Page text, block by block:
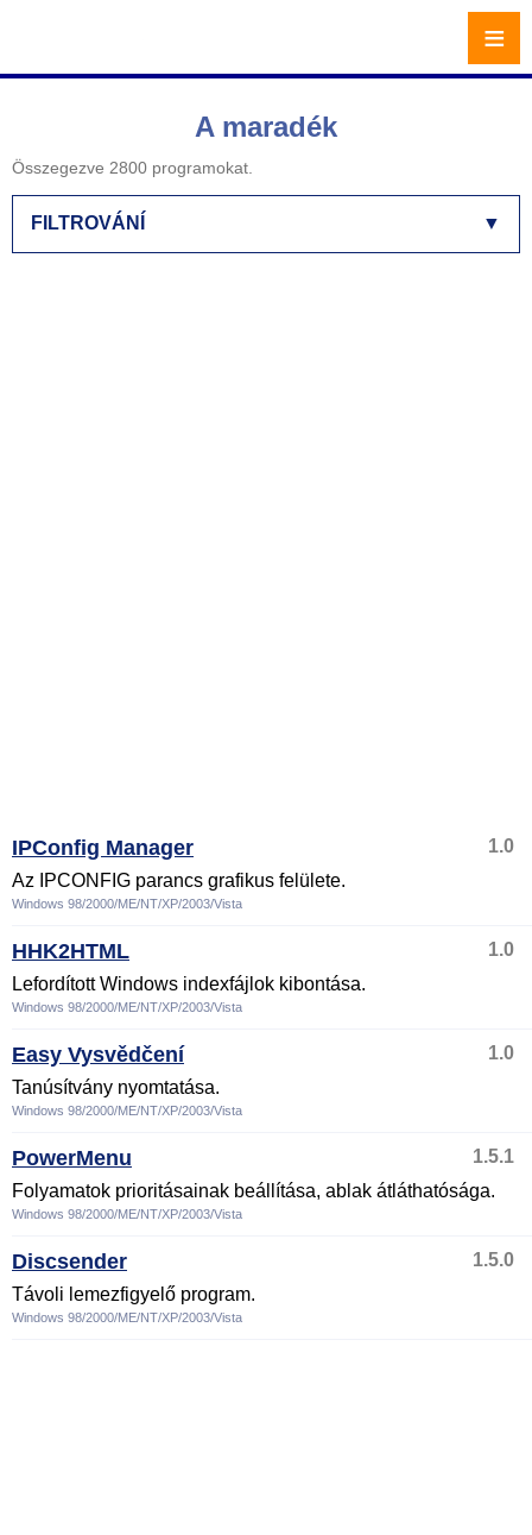
A maradék
Összegezve 2800 programokat.
▼
FILTROVÁNÍ
IPConfig Manager
1.0
Az IPCONFIG parancs grafikus felülete.
Windows 98/2000/ME/NT/XP/2003/Vista
HHK2HTML
1.0
Lefordított Windows indexfájlok kibontása.
Windows 98/2000/ME/NT/XP/2003/Vista
Easy Vysvědčení
1.0
Tanúsítvány nyomtatása.
Windows 98/2000/ME/NT/XP/2003/Vista
PowerMenu
1.5.1
Folyamatok prioritásainak beállítása, ablak átláthatósága.
Windows 98/2000/ME/NT/XP/2003/Vista
Discsender
1.5.0
Távoli lemezfigyelő program.
Windows 98/2000/ME/NT/XP/2003/Vista
≡